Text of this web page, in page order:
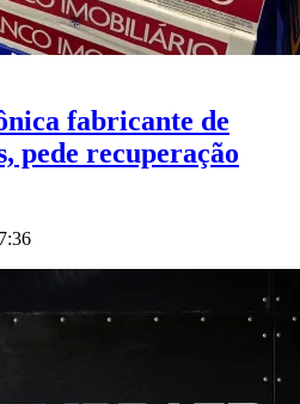
fabricante de
pede recuperação